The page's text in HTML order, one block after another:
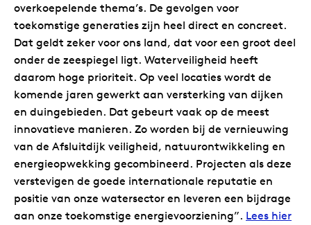
overkoepelende thema’s. De gevolgen voor
toekomstige generaties zijn heel direct en concreet.
Dat geldt zeker voor ons land, dat voor een groot deel
onder de zeespiegel ligt. Waterveiligheid heeft
daarom hoge prioriteit. Op veel locaties wordt de
komende jaren gewerkt aan versterking van dijken
en duingebieden. Dat gebeurt vaak op de meest
innovatieve manieren. Zo worden bij de vernieuwing
van de Afsluitdijk veiligheid, natuurontwikkeling en
energieopwekking gecombineerd. Projecten als deze
verstevigen de goede internationale reputatie en
positie van onze watersector en leveren een bijdrage
aan onze toekomstige energievoorziening”. Lees hier